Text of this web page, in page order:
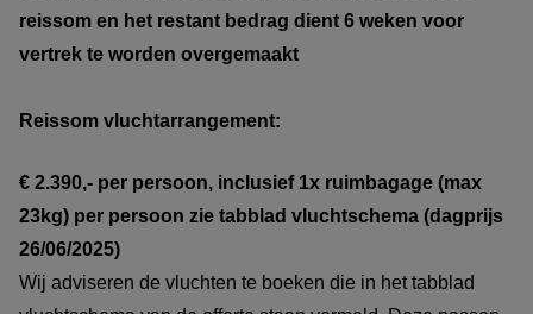
reissom en het restant bedrag dient 6 weken voor
vertrek te worden overgemaakt
Reissom vluchtarrangement:
€ 2.390,- per persoon, inclusief 1x ruimbagage (max
23kg) per persoon zie tabblad vluchtschema (dagprijs
26/06/2025)
Wij adviseren de vluchten te boeken die in het tabblad